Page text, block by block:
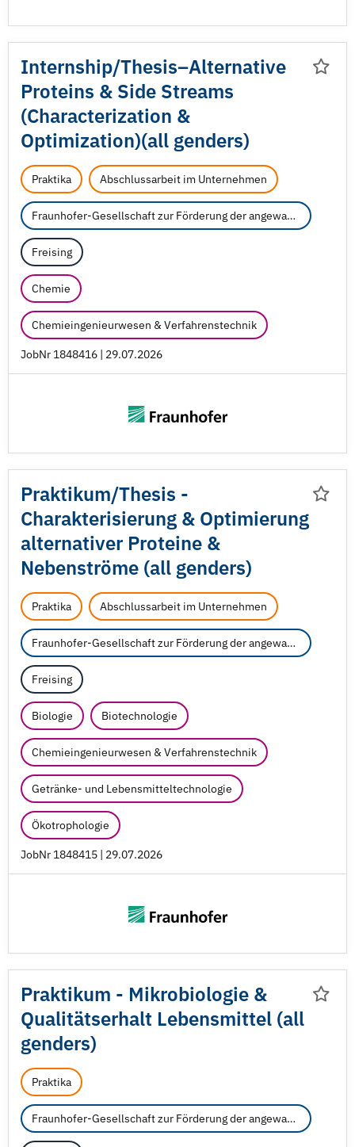
Internship/Thesis‒Alternative
Proteins & Side Streams
(Characterization &
Optimization)(all genders)
Praktika Abschlussarbeit im Unternehmen
Fraunhofer-Gesellschaft zur Förderung der angewandten Forschung e.V.
Freising
Chemie
Chemieingenieurwesen & Verfahrenstechnik
JobNr 1848416 | 29.07.2026
Praktikum/Thesis -
Charakterisierung & Optimierung
alternativer Proteine &
Nebenströme (all genders)
Praktika Abschlussarbeit im Unternehmen
Fraunhofer-Gesellschaft zur Förderung der angewandten Forschung e.V.
Freising
Biologie Biotechnologie
Chemieingenieurwesen & Verfahrenstechnik
Getränke- und Lebensmitteltechnologie
Ökotrophologie
JobNr 1848415 | 29.07.2026
Praktikum - Mikrobiologie &
Qualitätserhalt Lebensmittel (all
genders)
Praktika
Fraunhofer-Gesellschaft zur Förderung der angewandten Forschung e.V.